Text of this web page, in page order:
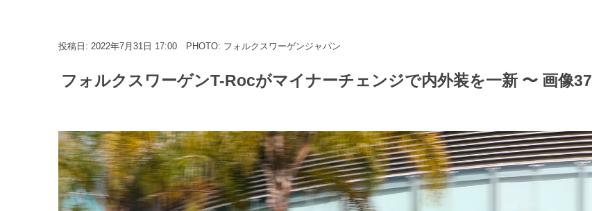
投稿日: 2022年7月31日 17:00 PHOTO: フォルクスワーゲンジャパン
フォルクスワーゲンT-Rocがマイナーチェンジで内外装を一新 〜 画像37